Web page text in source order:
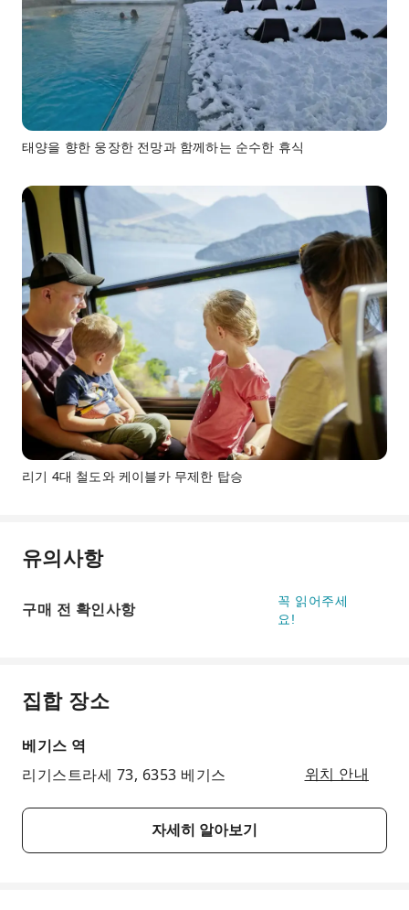
태양을 향한 웅장한 전망과 함께하는 순수한 휴식
리기 4대 철도와 케이블카 무제한 탑승
유의사항
구매 전 확인사항
꼭 읽어주세
요!
집합 장소
베기스 역
리기스트라세 73, 6353 베기스
위치 안내
자세히 알아보기